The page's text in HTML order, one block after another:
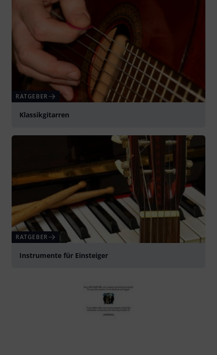
RATGEBER
Klassikgitarren
RATGEBER
Instrumente für Einsteiger